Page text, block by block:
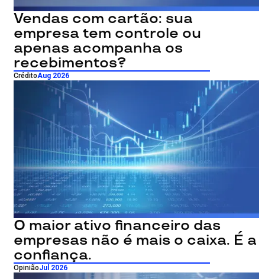
Vendas com cartão: sua
empresa tem controle ou
apenas acompanha os
recebimentos?
CréditoAug 2026
O maior ativo financeiro das
empresas não é mais o caixa. É a
confiança.
OpiniãoJul 2026